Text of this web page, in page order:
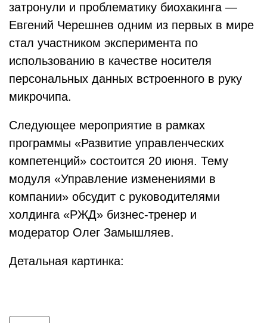
затронули и проблематику биохакинга —
Евгений Черешнев одним из первых в мире
стал участником эксперимента по
использованию в качестве носителя
персональных данных встроенного в руку
микрочипа.
Следующее мероприятие в рамках
программы «Развитие управленческих
компетенций» состоится 20 июня. Тему
модуля «Управление изменениями в
компании» обсудит с руководителями
холдинга «РЖД» бизнес-тренер и
модератор Олег Замышляев.
Детальная картинка: